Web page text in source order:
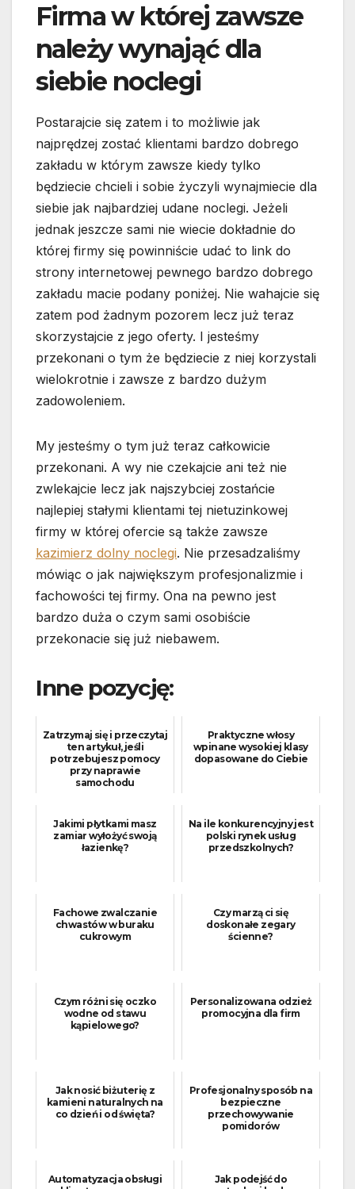
Firma w której zawsze
należy wynająć dla
siebie noclegi
Postarajcie się zatem i to możliwie jak
najprędzej zostać klientami bardzo dobrego
zakładu w którym zawsze kiedy tylko
będziecie chcieli i sobie życzyli wynajmiecie dla
siebie jak najbardziej udane noclegi. Jeżeli
jednak jeszcze sami nie wiecie dokładnie do
której firmy się powinniście udać to link do
strony internetowej pewnego bardzo dobrego
zakładu macie podany poniżej. Nie wahajcie się
zatem pod żadnym pozorem lecz już teraz
skorzystajcie z jego oferty. I jesteśmy
przekonani o tym że będziecie z niej korzystali
wielokrotnie i zawsze z bardzo dużym
zadowoleniem.
My jesteśmy o tym już teraz całkowicie
przekonani. A wy nie czekajcie ani też nie
zwlekajcie lecz jak najszybciej zostańcie
najlepiej stałymi klientami tej nietuzinkowej
firmy w której ofercie są także zawsze
kazimierz dolny noclegi. Nie przesadzaliśmy
mówiąc o jak największym profesjonalizmie i
fachowości tej firmy. Ona na pewno jest
bardzo duża o czym sami osobiście
przekonacie się już niebawem.
Inne pozycję:
Zatrzymaj się i przeczytaj
ten artykuł, jeśli
potrzebujesz pomocy
przy naprawie
samochodu
Praktyczne włosy
wpinane wysokiej klasy
dopasowane do Ciebie
Jakimi płytkami masz
zamiar wyłożyć swoją
łazienkę?
Na ile konkurencyjny jest
polski rynek usług
przedszkolnych?
Fachowe zwalczanie
chwastów w buraku
cukrowym
Czy marzą ci się
doskonałe zegary
ścienne?
Czym różni się oczko
wodne od stawu
kąpielowego?
Personalizowana odzież
promocyjna dla firm
Jak nosić biżuterię z
kamieni naturalnych na
co dzień i od święta?
Profesjonalny sposób na
bezpieczne
przechowywanie
pomidorów
Automatyzacja obsługi
Jak podejść do